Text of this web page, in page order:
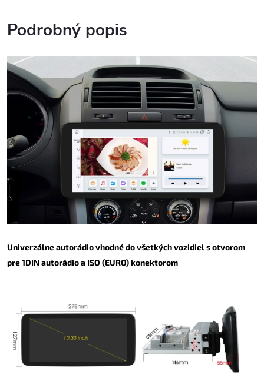
Podrobný popis
Univerzálne autorádio vhodné do všetkých vozidiel s otvorom
pre 1DIN autorádio a ISO (EURO) konektorom